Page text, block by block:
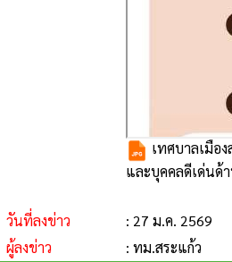
เทศบาลเมือ
และบุคคลดีเด่นด้
วันที่ลงข่าว
: 27 ม.ค. 2569
ผู้ลงข่าว
: ทม.สระแก้ว